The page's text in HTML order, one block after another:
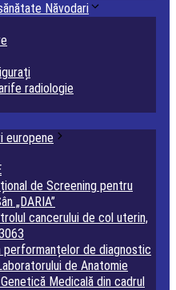
Năvodari
radiologie
europene
de Screening pentru
„DARIA”
cancerului de col uterin,
performanțelor de diagnostic
de Anatomie
Medicală din cadrul